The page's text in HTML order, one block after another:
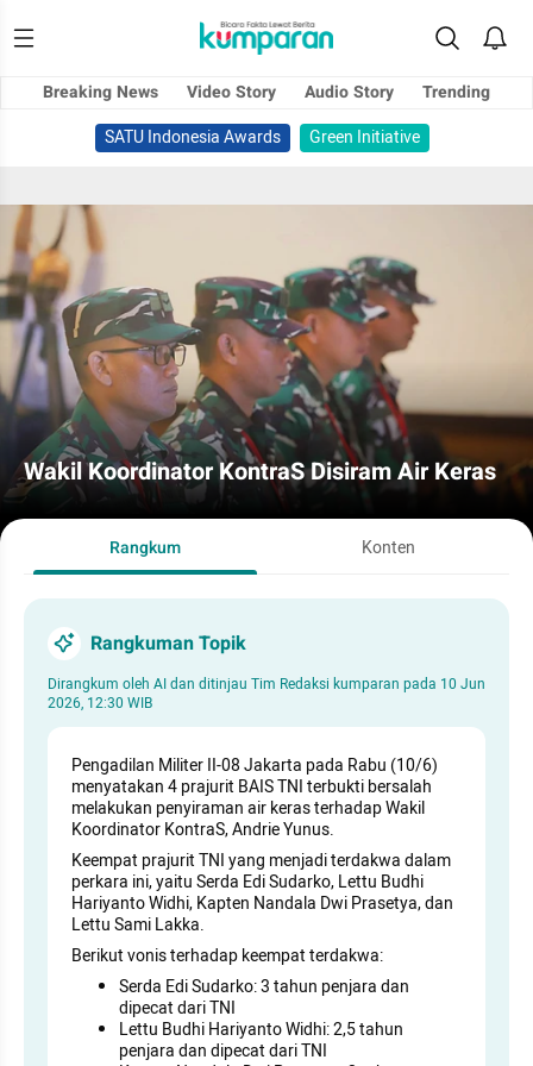
Breaking News Video Story Audio Story
Trending
SATU Indonesia Awards
Green Initiative
Wakil Koordinator KontraS Disiram Air Keras
Rangkum Konten
Rangkuman Topik
Dirangkum oleh AI dan ditinjau Tim Redaksi kumparan pada 10 Jun
2026, 12:30 WIB
Pengadilan Militer II-08 Jakarta pada Rabu (10/6)
menyatakan 4 prajurit BAIS TNI terbukti bersalah
melakukan penyiraman air keras terhadap Wakil
Koordinator KontraS, Andrie Yunus.
Keempat prajurit TNI yang menjadi terdakwa dalam
perkara ini, yaitu Serda Edi Sudarko, Lettu Budhi
Hariyanto Widhi, Kapten Nandala Dwi Prasetya, dan
Lettu Sami Lakka.
Berikut vonis terhadap keempat terdakwa:
Serda Edi Sudarko: 3 tahun penjara dan
dipecat dari TNI
Lettu Budhi Hariyanto Widhi: 2,5 tahun
penjara dan dipecat dari TNI